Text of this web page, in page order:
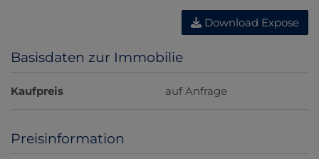
Download Expose
Basisdaten zur Immobilie
Kaufpreis auf Anfrage
Preisinformation